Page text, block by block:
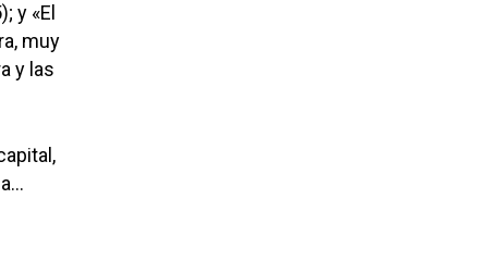
y «El
muy
y las